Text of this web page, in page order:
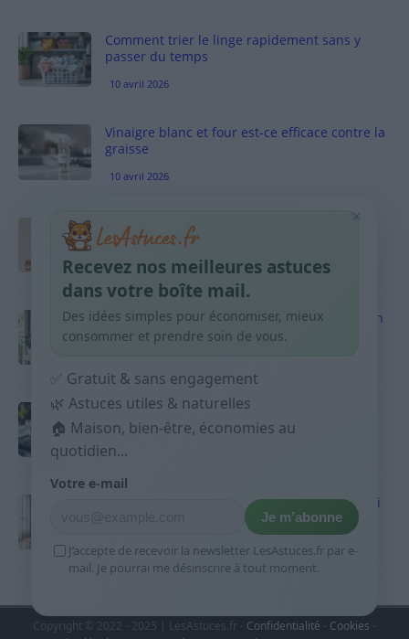
Comment trier le linge rapidement sans y
passer du temps
10 avril 2026
Vinaigre blanc et four est-ce efficace contre la
graisse
10 avril 2026
Taches pigmentaires : routine simple +
habitudes qui aident
9 avril 2026
Produits ménagers : comment économiser en
courses sans acheter 10 sprays
Budget mensuel : méthode rapide pour
répartir son salaire dès le jour de paie
9 avril 2026
Sport 10 minutes par jour est-ce utile et quoi
9 avril 2026
Copyright © 2022 - 2025 | LesAstuces.fr - Confidentialité Cookies -
×
Recevez nos meilleures astuces
dans votre boîte mail.
Des idées simples pour économiser, mieux
consommer et prendre soin de vous.
✅ Gratuit & sans engagement
🌿 Astuces utiles & naturelles
🏠 Maison, bien-être, économies au
quotidien...
Votre e-mail
Je m’abonne
J’accepte de recevoir la newsletter LesAstuces.fr par e-
mail. Je pourrai me désinscrire à tout moment.